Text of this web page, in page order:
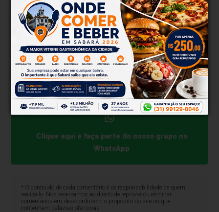
sistema prisional, onde permanece à disposição da
Justiça.
A operação foi coordenada pelo Departamento
Estadual de Combate à Corrupção e a Fraudes
(Deccof), reforçando o alerta das autoridades sobre
os riscos do ambiente digital para crianças e
adolescentes.
Clique aqui e faça parte do nosso grupo no
WhatsApp
* O conteúdo de cada comentário é de responsabilidade de quem
realizá-lo. Nos reservamos ao direito de reprovar ou eliminar
comentários em desacordo com o propósito do site ou que
contenham palavras ofensivas.